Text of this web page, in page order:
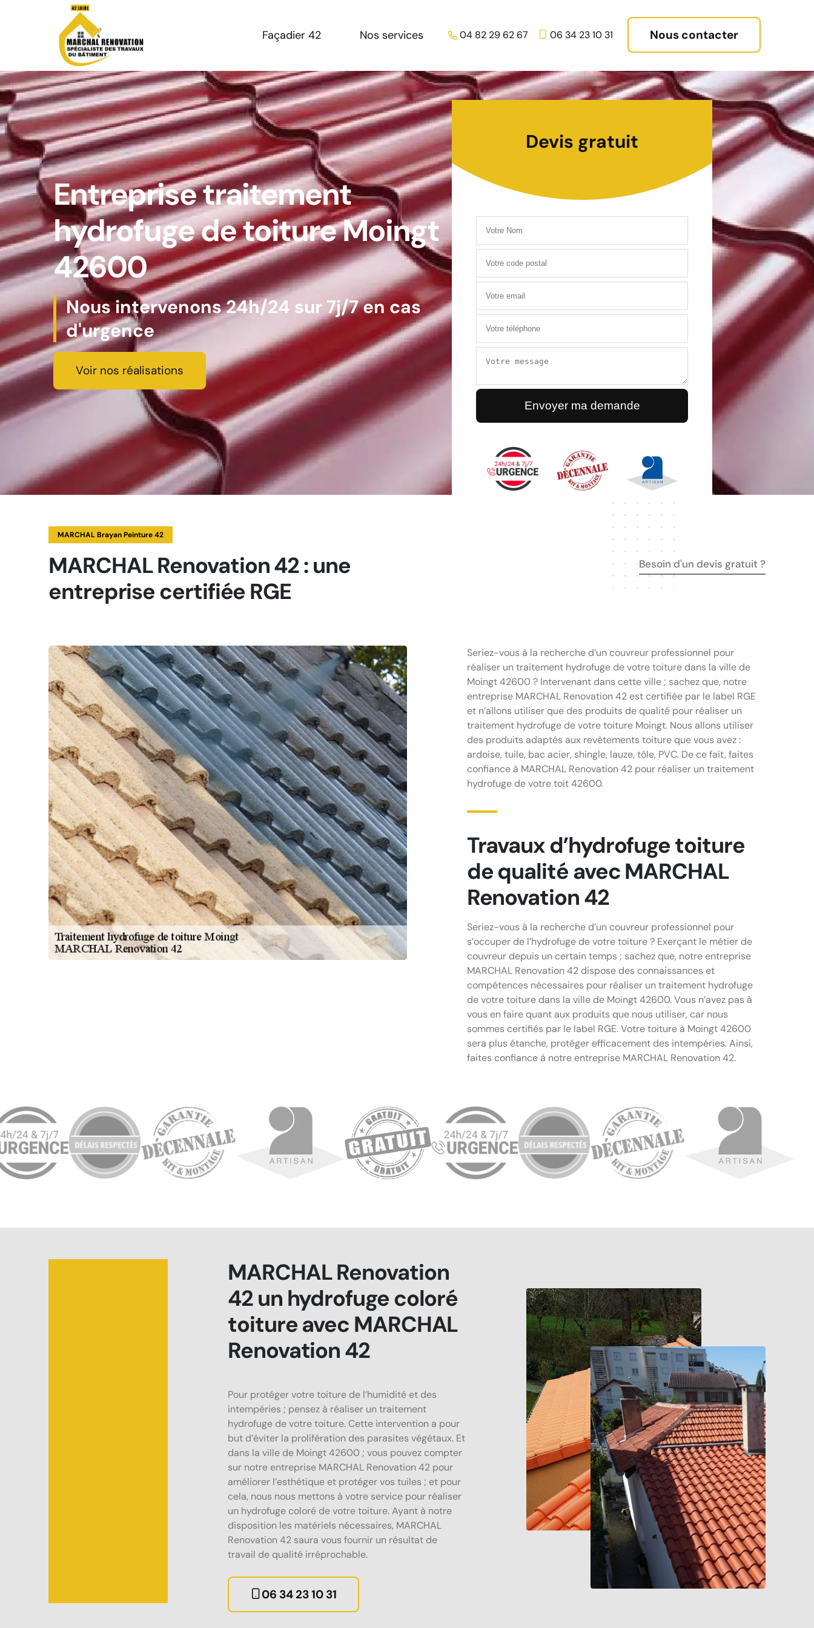
Façadier 42 Nos services 04 82 29 62 67 06 34 23 10 31 Nous contacter
Entreprise traitement
hydrofuge de toiture Moingt
42600
Nous intervenons 24h/24 sur 7j/7 en cas
d'urgence
Voir nos réalisations
Devis gratuit
MARCHAL Brayan Peinture 42
MARCHAL Renovation 42 : une
entreprise certifiée RGE
Besoin d'un devis gratuit ?
Seriez-vous à la recherche d’un couvreur professionnel pour
réaliser un traitement hydrofuge de votre toiture dans la ville de
Moingt 42600 ? Intervenant dans cette ville ; sachez que, notre
entreprise MARCHAL Renovation 42 est certifiée par le label RGE
et n’allons utiliser que des produits de qualité pour réaliser un
traitement hydrofuge de votre toiture Moingt. Nous allons utiliser
des produits adaptés aux revêtements toiture que vous avez :
ardoise, tuile, bac acier, shingle, lauze, tôle, PVC. De ce fait, faites
confiance à MARCHAL Renovation 42 pour réaliser un traitement
hydrofuge de votre toit 42600.
Travaux d’hydrofuge toiture
de qualité avec MARCHAL
Renovation 42
Seriez-vous à la recherche d’un couvreur professionnel pour
s’occuper de l’hydrofuge de votre toiture ? Exerçant le métier de
couvreur depuis un certain temps ; sachez que, notre entreprise
MARCHAL Renovation 42 dispose des connaissances et
compétences nécessaires pour réaliser un traitement hydrofuge
de votre toiture dans la ville de Moingt 42600. Vous n’avez pas à
vous en faire quant aux produits que nous utiliser, car nous
sommes certifiés par le label RGE. Votre toiture à Moingt 42600
sera plus étanche, protéger efficacement des intempéries. Ainsi,
faites confiance à notre entreprise MARCHAL Renovation 42.
MARCHAL Renovation
42 un hydrofuge coloré
toiture avec MARCHAL
Renovation 42
Pour protéger votre toiture de l’humidité et des
intempéries ; pensez à réaliser un traitement
hydrofuge de votre toiture. Cette intervention a pour
but d’éviter la prolifération des parasites végétaux. Et
dans la ville de Moingt 42600 ; vous pouvez compter
sur notre entreprise MARCHAL Renovation 42 pour
améliorer l’esthétique et protéger vos tuiles ; et pour
cela, nous nous mettons à votre service pour réaliser
un hydrofuge coloré de votre toiture. Ayant à notre
disposition les matériels nécessaires, MARCHAL
Renovation 42 saura vous fournir un résultat de
travail de qualité irréprochable.
06 34 23 10 31